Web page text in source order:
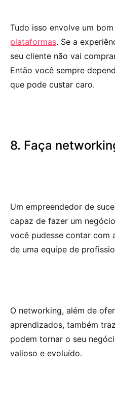
Tudo isso envolve um bom
plataformas. Se a
seu cliente não vai
Então você sempre
que pode custar caro.
8. Faça
Um empreendedor de
capaz de fazer um
você pudesse contar com
de uma equipe de
O networking, além de
aprendizados, também
podem tornar o seu
valioso e evoluído.